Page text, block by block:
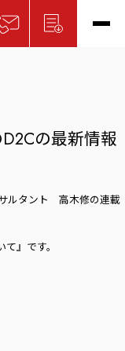
の最新情報
ルタント 高木修の連載
』です。